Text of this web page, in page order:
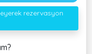
rezervasyon